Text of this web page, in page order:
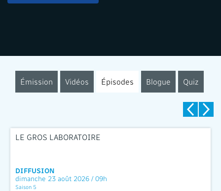
Émission Vidéos Épisodes Blogue Quiz
LE GROS LABORATOIRE
DIFFUSION
dimanche 23 août 2026 / 09h
Saison 5